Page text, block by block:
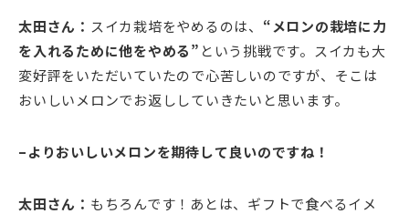
太田さん： スイカ栽培をやめるのは、 “メロンの栽培に力
を入れるために他をやめる” という挑戦です。スイカも大
変好評をいただいていたので心苦しいのですが、そこは
おいしいメロンでお返ししていきたいと思います。
–よりおいしいメロンを期待して良いのですね！
太田さん： もちろんです！あとは、ギフトで食べるイメ